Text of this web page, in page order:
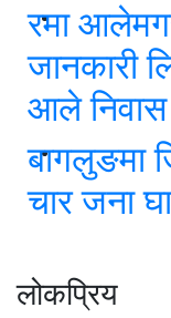
रमा
जानकारी
आले निवास
बागलुङमा
चार जना
लोकप्रिय